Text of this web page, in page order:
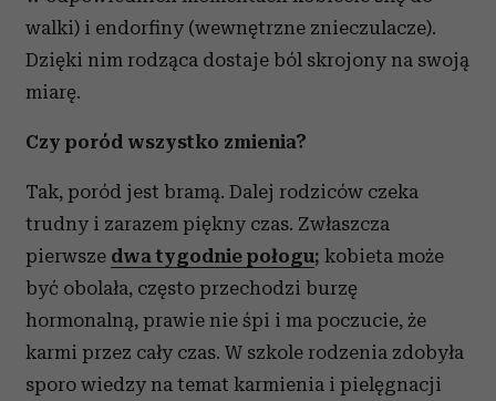
walki) i endorfiny (wewnętrzne znieczulacze).
Dzięki nim rodząca dostaje ból skrojony na swoją
miarę.
Czy poród wszystko zmienia?
Tak, poród jest bramą. Dalej rodziców czeka
trudny i zarazem piękny czas. Zwłaszcza
pierwsze dwa tygodnie połogu; kobieta może
być obolała, często przechodzi burzę
hormonalną, prawie nie śpi i ma poczucie, że
karmi przez cały czas. W szkole rodzenia zdobyła
sporo wiedzy na temat karmienia i pielęgnacji